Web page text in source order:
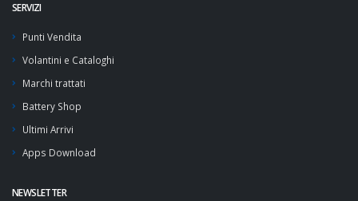
SERVIZI
Punti Vendita
Volantini e Cataloghi
Marchi trattati
Battery Shop
Ultimi Arrivi
Apps Download
NEWSLETTER